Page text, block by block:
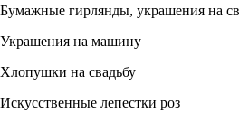
Бумажные гирлянды, украшения на
Украшения на машину
Хлопушки на свадьбу
Искусственные лепестки роз